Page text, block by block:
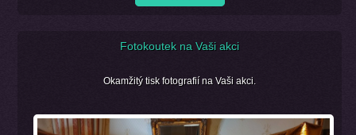
Fotokoutek na Vaši akci
Okamžitý tisk fotografií na Vaši akci.